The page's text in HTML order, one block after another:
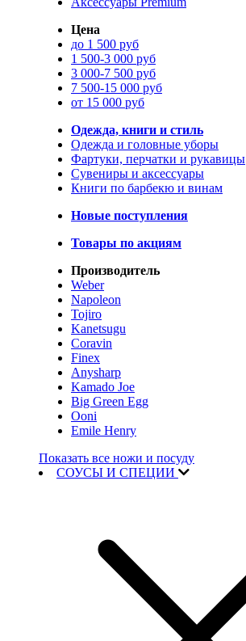
Цена
до 1 500 руб
1 500-3 000 руб
3 000-7 500 руб
7 500-15 000 руб
от 15 000 руб
Одежда, книги и стиль
Одежда и головные уборы
Фартуки, перчатки и рукавицы
Сувениры и аксессуары
Книги по барбекю и винам
Новые поступления
Товары по акциям
Производитель
Weber
Napoleon
Tojiro
Kanetsugu
Coravin
Finex
Anysharp
Kamado Joe
Big Green Egg
Ooni
Emile Henry
Показать все ножи и посуду
СОУСЫ И СПЕЦИИ